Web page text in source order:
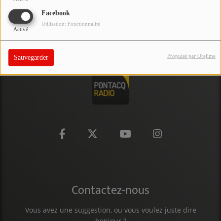
Facebook
Activé
Utilisation: Fonctionnalité
Sauvegarder Propulsé par Orejime
PARTICIPEZ
JEUX CONCOURS
RECRUTEMENT
VENEZ DANS LE PUBLIC !
Contactez-nous
Vous avez une suggestion, ou vous voulez juste dire